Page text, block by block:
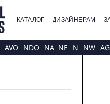
КАТАЛОГ ДИЗАЙНЕРАМ
AVO NDO NA NE N NW AG